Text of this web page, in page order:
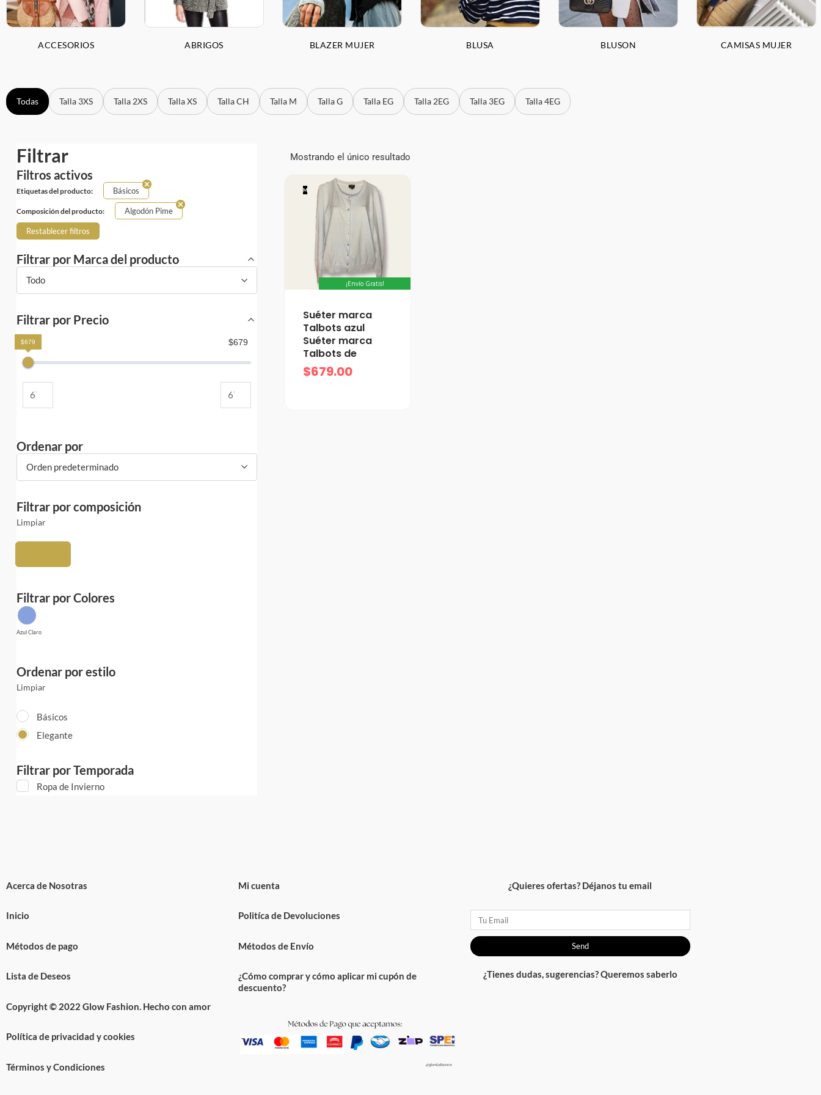
ACCESORIOS ABRIGOS BLAZER MUJER BLUSA BLUSON CAMISAS MUJER
Todas Talla 3XS Talla 2XS Talla XS Talla CH Talla M Talla G Talla EG Talla 2EG Talla 3EG Talla 4EG
Filtrar
Filtros activos
Etiquetas del producto: Básicos
Composición del producto: Algodón Pime
Restablecer filtros
Filtrar por Marca del producto
Todo
Filtrar por Precio
$679
$679
Ordenar por
Orden predeterminado
Filtrar por composición
Limpiar
Filtrar por Colores
Azul Claro
Ordenar por estilo
Limpiar
Básicos
Elegante
Filtrar por Temporada
Ropa de Invierno
Mostrando el único resultado
M
¡Envío Gratis!
Suéter marca
Talbots azul
Suéter marca
Talbots de
$679.00
Acerca de Nosotras
Inicio
Métodos de pago
Lista de Deseos
Copyright © 2022 Glow Fashion. Hecho con amor
Política de privacidad y cookies
Términos y Condiciones
Mi cuenta
Politíca de Devoluciones
Métodos de Envío
¿Cómo comprar y cómo aplicar mi cupón de
descuento?
¿Quieres ofertas? Déjanos tu email
Email
Send
¿Tienes dudas, sugerencias? Queremos saberlo